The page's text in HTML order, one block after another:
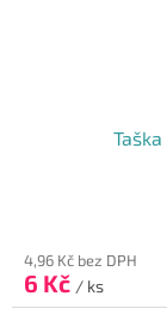
produktu
je
5,0
4,96 Kč bez DPH
6 Kč / ks